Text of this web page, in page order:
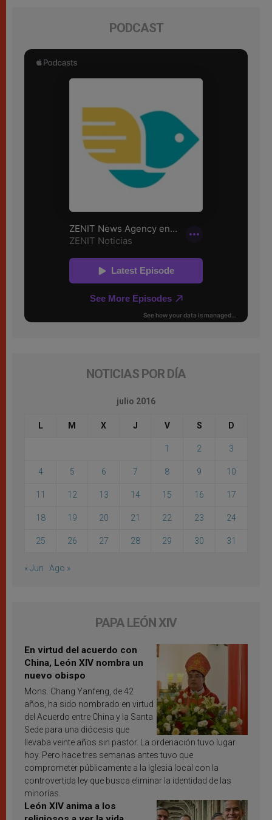
PODCAST
NOTICIAS POR DÍA
julio 2016
L M X J V S D
1 2 3
4 5 6 7 8 9 10
11 12 13 14 15 16 17
18 19 20 21 22 23 24
25 26 27 28 29 30 31
« Jun Ago »
PAPA LEÓN XIV
En virtud del acuerdo con
China, León XIV nombra un
nuevo obispo
Mons. Chang Yanfeng, de 42
años, ha sido nombrado en virtud
del Acuerdo entre China y la Santa
Sede para una diócesis que
llevaba veinte años sin pastor. La ordenación tuvo lugar
hoy. Pero hace tres semanas antes tuvo que
comprometer públicamente a la Iglesia local con la
controvertida ley que busca eliminar la identidad de las
minorías.
León XIV anima a los